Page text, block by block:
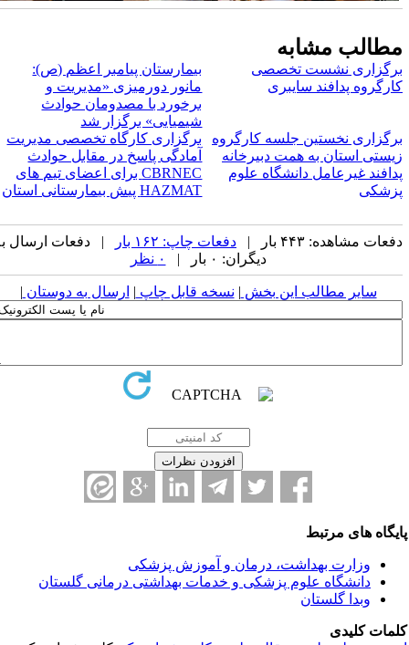
مشابه
نشست تخصصی
پدافند سایبری
بیمارستان پیامبر اعظم (ص):
مانور دورمیزی «مدیریت و
برخورد با مصدومان حوادث
شیمیایی» برگزار شد
نخستین جلسه کارگروه
استان به همت دبیرخانه
غیرعامل دانشگاه علوم
برگزاری کارگاه تخصصی مدیریت
آمادگی پاسخ در مقابل حوادث
CBRNEC برای اعضای تیم های
HAZMAT پیش بیمارستانی استان
مشاهده: ۴۴۳ بار | دفعات چاپ: ۱۶۲ بار
| دفعات ارسال به
دیگران: ۰ بار |
سایر مطالب این بخش | نسخه قابل چاپ| ارسال به دوستان|
های مرتبط
وزارت بهداشت، درمان و آموزش پزشکی
دانشگاه علوم پزشکی و خدمات بهداشتی درمانی گلستان
وبدا گلستان
کلیدی